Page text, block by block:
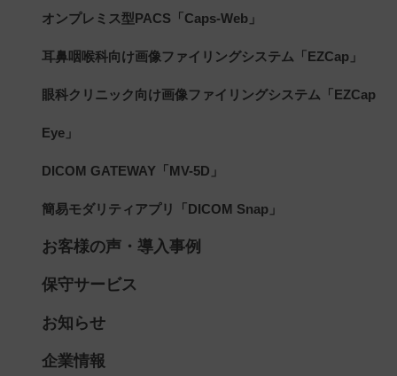
オンプレミス型PACS「Caps-Web」
耳鼻咽喉科向け画像ファイリングシステム「EZCap」
眼科クリニック向け画像ファイリングシステム「EZCap
Eye」
DICOM GATEWAY「MV-5D」
簡易モダリティアプリ「DICOM Snap」
お客様の声・導入事例
保守サービス
お知らせ
企業情報